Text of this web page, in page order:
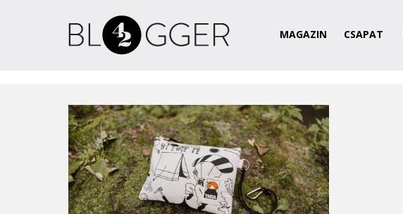
MAGAZIN CSAPAT